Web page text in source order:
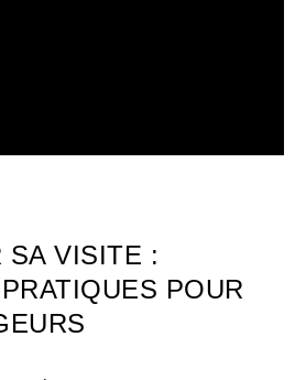
SA VISITE :
POUR